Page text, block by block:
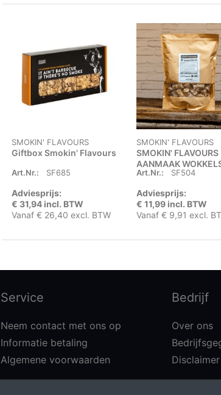
SMOKIN' FLAVOURS
Giftbox Smokin' Flavours
Art.Nr.: SF685
Adviesprijs:
€ 31,94 incl. BTW
Vanaf € 26,40 excl. BTW
SMOKIN' FLAVOURS
SMOKIN' FLAVOURS
AANMAAK
KG
Art.Nr.: SF504
Adviesprijs:
€ 11,99 incl. BTW
Vanaf € 9,91 excl.
Service
Neem contact met ons op
Informatie betaling
Algemene voorwaarden
Bedrijf
Over ons
Disclaimer